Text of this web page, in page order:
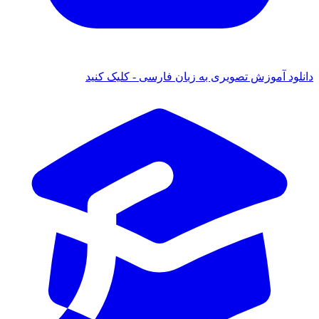
آموزش تصویری به زبان فارسی - کلیک کنید